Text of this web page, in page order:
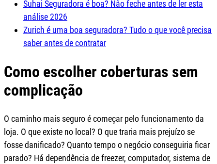
Suhai Seguradora é boa? Não feche antes de ler esta
análise 2026
Zurich é uma boa seguradora? Tudo o que você precisa
saber antes de contratar
Como escolher coberturas sem
complicação
O caminho mais seguro é começar pelo funcionamento da
loja. O que existe no local? O que traria mais prejuízo se
fosse danificado? Quanto tempo o negócio conseguiria ficar
parado? Há dependência de freezer, computador, sistema de